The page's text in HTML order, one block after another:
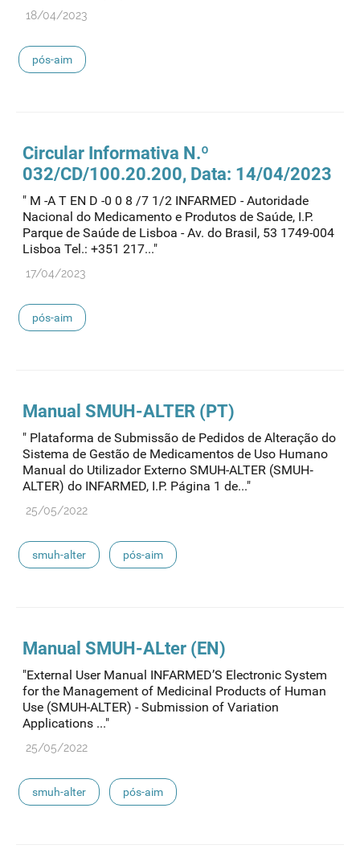
18/04/2023
pós-aim
Circular Informativa N.º
032/CD/100.20.200, Data: 14/04/2023
" M -A T EN D -0 0 8 /7 1/2 INFARMED - Autoridade
Nacional do Medicamento e Produtos de Saúde, I.P.
Parque de Saúde de Lisboa - Av. do Brasil, 53 1749-004
Lisboa Tel.: +351 217..."
17/04/2023
pós-aim
Manual SMUH-ALTER (PT)
" Plataforma de Submissão de Pedidos de Alteração do
Sistema de Gestão de Medicamentos de Uso Humano
Manual do Utilizador Externo SMUH-ALTER (SMUH‐
ALTER) do INFARMED, I.P. Página 1 de..."
25/05/2022
smuh-alter pós-aim
Manual SMUH-ALter (EN)
"External User Manual INFARMED’S Electronic System
for the Management of Medicinal Products of Human
Use (SMUH-ALTER) - Submission of Variation
Applications ..."
25/05/2022
smuh-alter pós-aim